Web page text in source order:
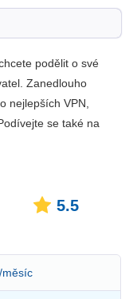
podělit o své
Zanedlouho
nejlepších VPN,
se také na
5.5
měsíc